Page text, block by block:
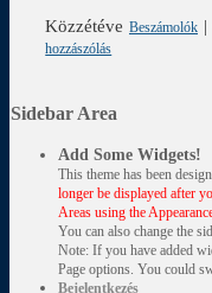
Közzétéve Beszámolók |
hozzászólás
Sidebar Area
Add Some Widgets!
This theme has been
longer be displayed after
Areas using the
You can also change the
Note: If you have added
Page options. You could
Bejelentkezés